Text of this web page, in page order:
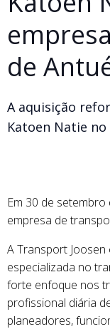
de
A aquisição
Katoen Natie
Em 30 de
empresa de
A Transport
especializada no
forte enfoque nos
profissional diária
planeadores,